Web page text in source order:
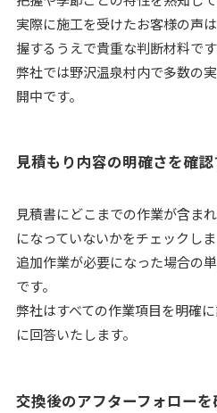
実際に施工を受けたお客様の声
握するうえで貴重な判断材料です
弊社では野沢温泉村内で多数の
開中です。
見積もり内容の明確さを確認
見積書にどこまでの作業が含ま
になっていないかをチェックしま
追加作業が必要になった場合の
です。
弊社はすべての作業項目を明確
に回答いたします。
交換後のアフターフォローを